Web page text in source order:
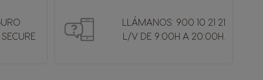
LLÁMANOS: 900 10 21 21
L/V DE 9:00H A 20:00H.